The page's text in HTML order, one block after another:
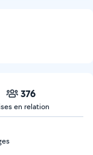
376
en relation